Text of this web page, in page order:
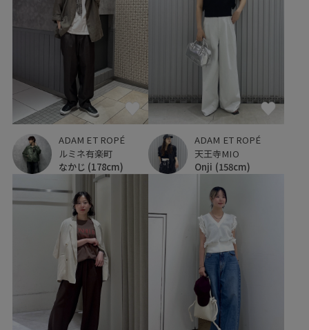
ADAM ET ROPÉ
ルミネ有楽町
なかじ (178cm)
ADAM ET ROPÉ
天王寺MIO
Onji (158cm)